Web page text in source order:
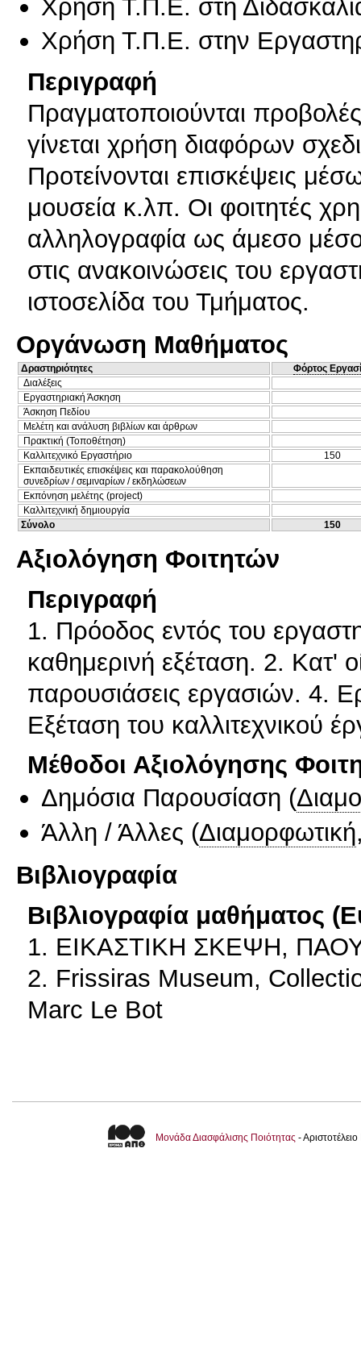
Χρήση Τ.Π.Ε. στη
Χρήση Τ.Π.Ε. στην
Περιγραφή
Πραγματοποιούνται
γίνεται χρήση διαφόρων
Προτείνονται επισκέψεις
μουσεία κ.λπ. Οι φοιτητές
αλληλογραφία ως άμεσο
στις ανακοινώσεις του
ιστοσελίδα του Τμήματος.
Οργάνωση Μαθήματος
Δραστηριότητες
Φόρτος
Διαλέξεις
Εργαστηριακή Άσκηση
Άσκηση Πεδίου
Μελέτη και ανάλυση βιβλίων και άρθρων
Πρακτική (Τοποθέτηση)
Καλλιτεχνικό Εργαστήριο
150
Εκπαιδευτικές επισκέψεις και παρακολούθηση
συνεδρίων / σεμιναρίων / εκδηλώσεων
Εκπόνηση μελέτης (project)
Καλλιτεχνική δημιουργία
Σύνολο
150
Αξιολόγηση Φοιτητών
Περιγραφή
1. Πρόοδος εντός του
καθημερινή εξέταση. 2. Κατ'
παρουσιάσεις εργασιών. 4.
Εξέταση του καλλιτεχνικού
Μέθοδοι Αξιολόγησης
Δημόσια Παρουσίαση (
Άλλη / Άλλες (Διαμορφωτική
Βιβλιογραφία
Βιβλιογραφία μαθήματος
1. ΕΙΚΑΣΤΙΚΗ ΣΚΕΨΗ,
2. Frissiras Museum,
Marc Le Bot
Μονάδα Διασφάλισης Ποιότητας -